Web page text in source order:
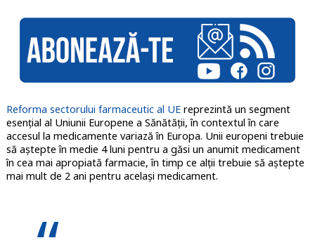
Reforma sectorului farmaceutic al UEreprezintă un segment
esențial al Uniunii Europene a Sănătății, în contextul în care
accesul la medicamente variază în Europa. Unii europeni trebuie
să aștepte în medie 4 luni pentru a găsi un anumit medicament
în cea mai apropiată farmacie, în timp ce alții trebuie să aștepte
mai mult de 2 ani pentru același medicament.